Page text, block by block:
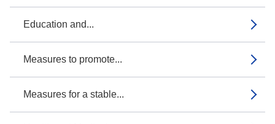
Education and...
Measures to promote...
Measures for a stable...